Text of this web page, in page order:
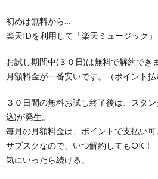
初めは無料から…
楽天IDを利用して「楽天ミュージック」
お試し期間中(３０日)は無料で解約でき
月額料金が一番安いです。（ポイント払
３０日間の無料お試し終了後は、スタ
込)が発生。
毎月の月額料金は、ポイントで支払い可
サブスクなので、いつ解約してもOK！
気にいったら続ける。